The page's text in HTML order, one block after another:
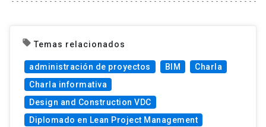
local_offer Temas relacionados
administración de proyectos BIM
Charla
Charla informativa
Design and Construction VDC
Diplomado en Lean Project Management